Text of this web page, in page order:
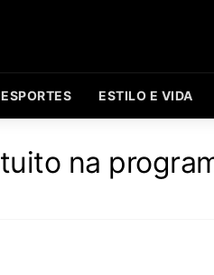
ESPORTES ESTILO E VIDA
na